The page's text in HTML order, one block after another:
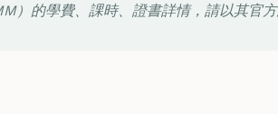
的學費、課時、證書詳情，請以其官